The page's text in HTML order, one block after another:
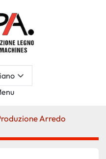
Arredo